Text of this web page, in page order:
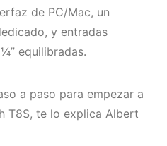
de PC/Mac, un
y entradas
equilibradas.
a paso para empezar a
T8S, te lo explica Albert